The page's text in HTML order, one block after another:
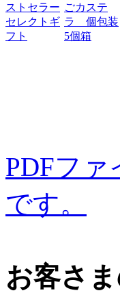
ストセラー
セレクトギ
フト
ごカステ
ラ 個包装
5個箱
PDFファ
です。
お客さ